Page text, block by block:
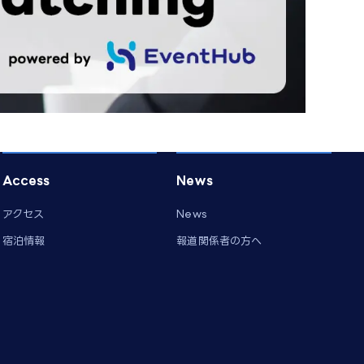
Access
アクセス
宿泊情報
News
News
報道関係者の方へ